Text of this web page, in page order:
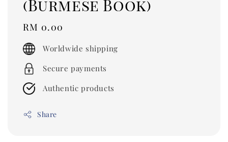
(Burmese Book)
Regular
price
RM 0.00
Worldwide shipping
Secure payments
Authentic products
Share